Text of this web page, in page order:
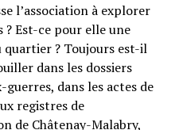
l’association à explorer
Est-ce pour elle une
quartier ? Toujours est-il
dans les dossiers
guerres, dans les actes de
registres de
de Châtenay-Malabry,